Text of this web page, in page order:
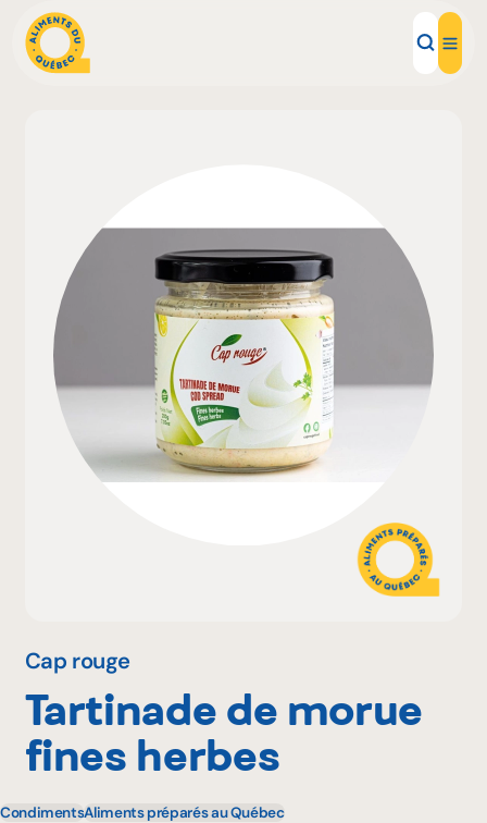
Recettes
Inspirations d'ici
Restaurants
Institutions
À propos
Cap rouge
Tartinade de morue
fines herbes
CondimentsAliments préparés au Québec